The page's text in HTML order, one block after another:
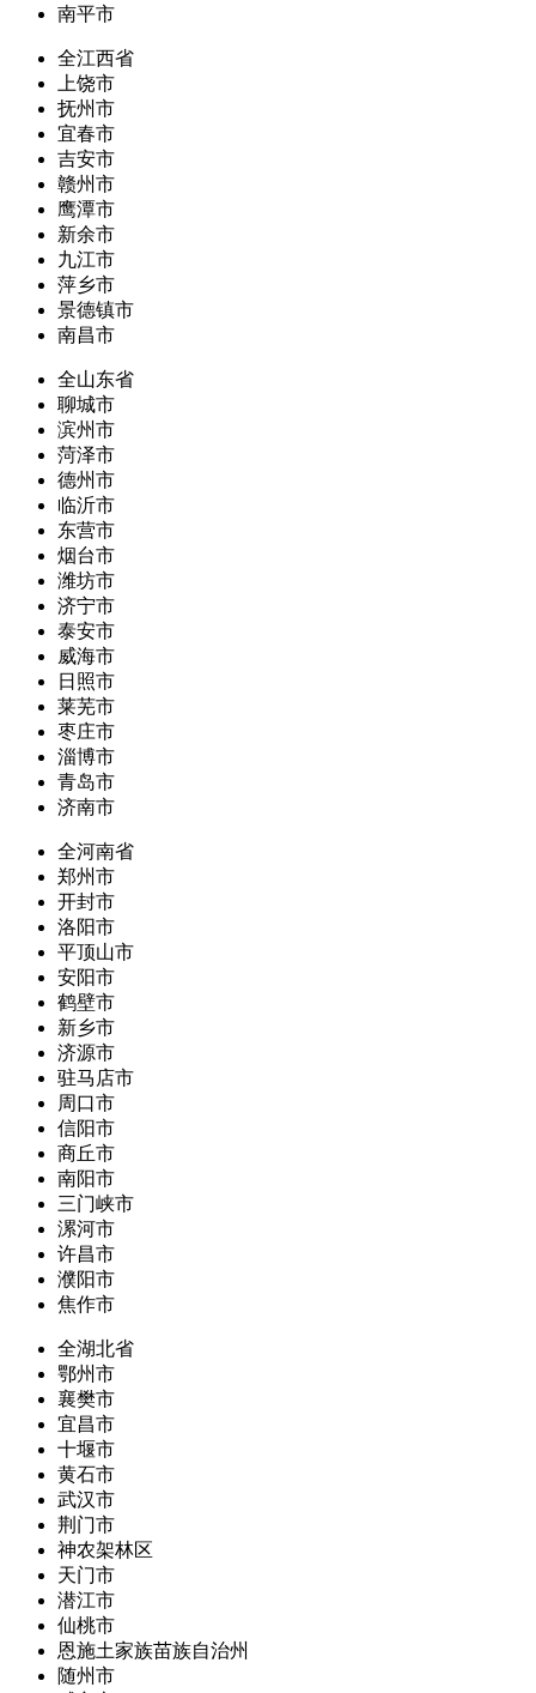
南平市
全江西省
上饶市
抚州市
宜春市
吉安市
赣州市
鹰潭市
新余市
九江市
萍乡市
景德镇市
南昌市
全山东省
聊城市
滨州市
菏泽市
德州市
临沂市
东营市
烟台市
潍坊市
济宁市
泰安市
威海市
日照市
莱芜市
枣庄市
淄博市
青岛市
济南市
全河南省
郑州市
开封市
洛阳市
平顶山市
安阳市
鹤壁市
新乡市
济源市
驻马店市
周口市
信阳市
商丘市
南阳市
三门峡市
漯河市
许昌市
濮阳市
焦作市
全湖北省
鄂州市
襄樊市
宜昌市
十堰市
黄石市
武汉市
荆门市
神农架林区
天门市
潜江市
仙桃市
恩施土家族苗族自治州
随州市